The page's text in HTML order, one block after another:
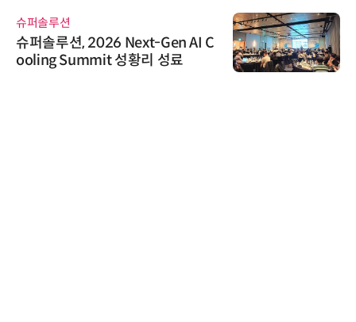
슈퍼솔루션
슈퍼솔루션, 2026 Next-Gen AI C
ooling Summit 성황리 성료